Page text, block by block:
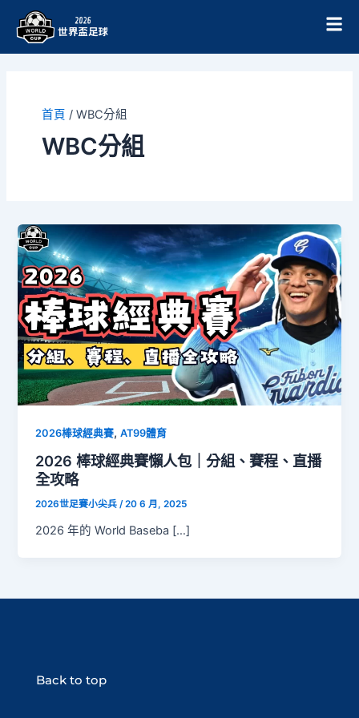
首頁 / WBC分組
WBC分組
2026棒球經典賽,AT99體育
2026 棒球經典賽懶人包｜分組、賽程、直播
全攻略
2026世足賽小尖兵/20 6 月, 2025
2026 年的 World Baseba […]
Back to top